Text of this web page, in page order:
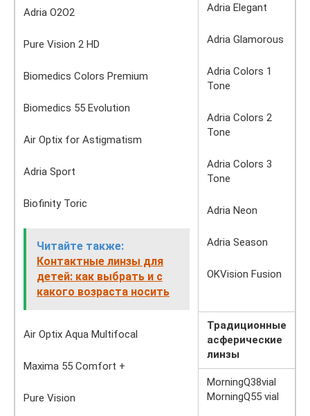
Adria O2O2
Pure Vision 2 HD
Biomedics Colors Premium
Biomedics 55 Evolution
Air Optix for Astigmatism
Adria Sport
Biofinity Toric
Читайте также:
Контактные линзы для
детей: как выбрать и с
какого возраста носить
Air Optix Aqua Multifocal
Maxima 55 Comfort +
Pure Vision
Adria Elegant
Adria Glamorous
Adria Colors 1
Tone
Adria Colors 2
Tone
Adria Colors 3
Tone
Adria Neon
Adria Season
OKVision Fusion
Традиционные
асферические
линзы
MorningQ38vial
MorningQ55 vial